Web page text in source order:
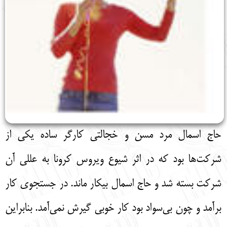
حاج اسمال مرد مسن و خجالتی کارگر ساده یکی از
شرکت‌ها بود که در اثر شیوع ویروس کرونا به عللی آن
شرکت بسته شد و حاج اسمال بیکار ماند. در جستجوی کار
برآمد و چون بی‌سواد بود کار خوبی گیرش نمی‌آمد. بنابراین